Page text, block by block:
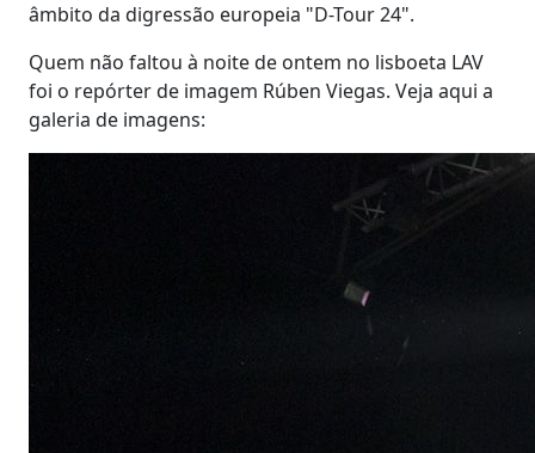
âmbito da digressão europeia "D-Tour 24".
Quem não faltou à noite de ontem no lisboeta LAV
foi o repórter de imagem Rúben Viegas. Veja aqui a
galeria de imagens: